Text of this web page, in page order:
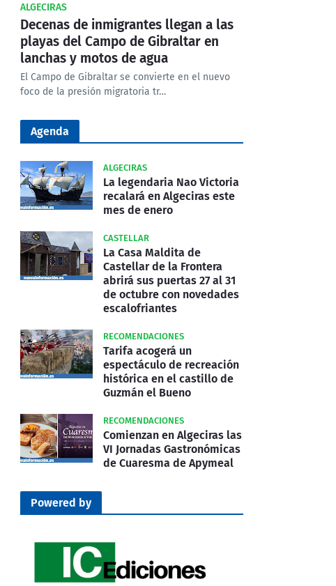
ALGECIRAS
Decenas de inmigrantes llegan a las
playas del Campo de Gibraltar en
lanchas y motos de agua
El Campo de Gibraltar se convierte en el nuevo
foco de la presión migratoria tr…
Agenda
ALGECIRAS
La legendaria Nao Victoria
recalará en Algeciras este
mes de enero
CASTELLAR
La Casa Maldita de
Castellar de la Frontera
abrirá sus puertas 27 al 31
de octubre con novedades
escalofriantes
RECOMENDACIONES
Tarifa acogerá un
espectáculo de recreación
histórica en el castillo de
Guzmán el Bueno
RECOMENDACIONES
Comienzan en Algeciras las
VI Jornadas Gastronómicas
de Cuaresma de Apymeal
Powered by